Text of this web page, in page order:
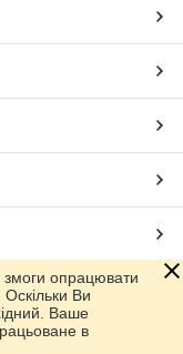
опрацювати
Ви
Ваше
в